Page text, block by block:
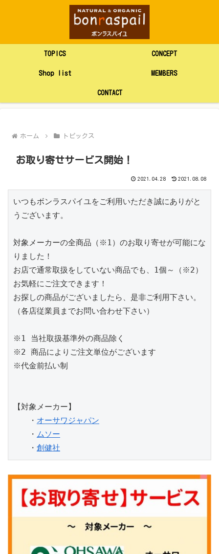
TOPICS CONCEPT
Shop list MEMBERS
CONTACT
ホーム トピックス
お取り寄せサービス開始！
2021.04.28 2021.08.08
いつもボンラスパイユをご利用いただき誠にありがと
うございます。
対象メーカーの全商品（※1）のお取り寄せが可能にな
りました！
お店で通常取扱をしていない商品でも、1個～（※2）
お気軽にご注文できます！
お探しの商品がございましたら、是非ご利用下さい。
（各店従業員までお問い合わせ下さい）
※1 当社取扱基準外の商品除く
※2 商品によりご注文単位がございます
※代金前払い制
【対象メーカー】
・ オーサワジャパン
・ ムソー
・ 創健社